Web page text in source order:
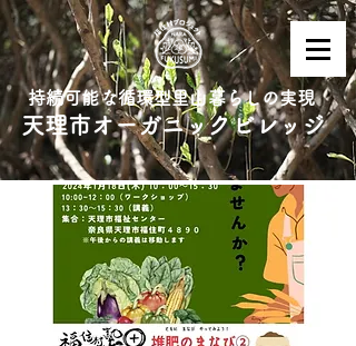
持続可能な循環型里山暮らしの実現
天理市オーガニックビレッジ